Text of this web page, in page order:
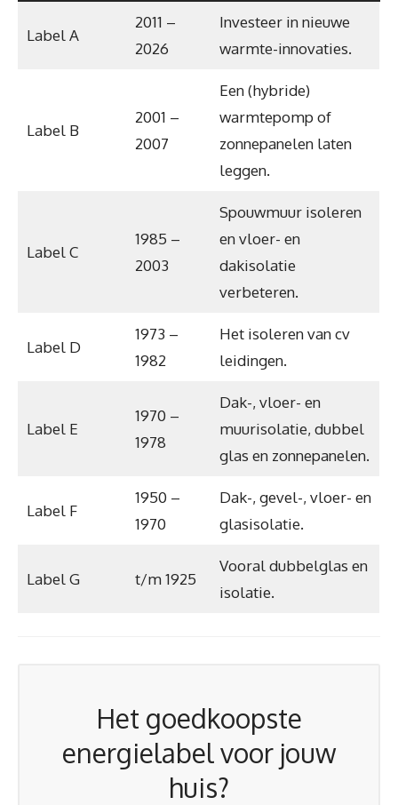
Label A
2011 –
2026
Investeer in nieuwe
warmte-innovaties.
Label B
2001 –
2007
Een (hybride)
warmtepomp of
zonnepanelen laten
leggen.
Label C
1985 –
2003
Spouwmuur isoleren
en vloer- en
dakisolatie
verbeteren.
Label D
1973 –
1982
Het isoleren van cv
leidingen.
Label E
1970 –
1978
Dak-, vloer- en
muurisolatie, dubbel
glas en zonnepanelen.
Label F
1950 –
1970
Dak-, gevel-, vloer- en
glasisolatie.
Label G t/m 1925
Vooral dubbelglas en
isolatie.
Het goedkoopste
energielabel voor jouw
huis?